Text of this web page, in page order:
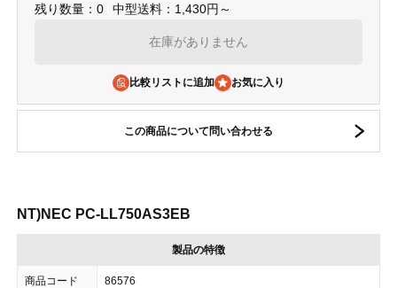
残り数量：0 中型送料：1,430円～
在庫がありません
比較リストに追加
この商品について問い合わせる
NT)NEC PC-LL750AS3EB
製品の特徴
商品コード 86576